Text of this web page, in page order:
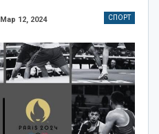
СПОРТ
Мар 12, 2024